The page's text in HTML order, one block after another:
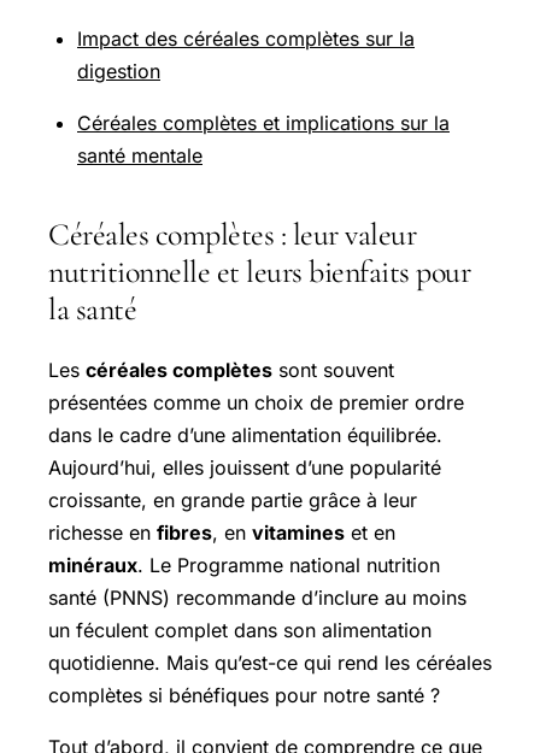
Impact des céréales complètes sur la
digestion
Céréales complètes et implications sur la
santé mentale
Céréales complètes : leur valeur
nutritionnelle et leurs bienfaits pour
la santé
Les céréales complètes sont souvent
présentées comme un choix de premier ordre
dans le cadre d’une alimentation équilibrée.
Aujourd’hui, elles jouissent d’une popularité
croissante, en grande partie grâce à leur
richesse en fibres, en vitamines et en
minéraux. Le Programme national nutrition
santé (PNNS) recommande d’inclure au moins
un féculent complet dans son alimentation
quotidienne. Mais qu’est-ce qui rend les céréales
complètes si bénéfiques pour notre santé ?
Tout d’abord, il convient de comprendre ce que